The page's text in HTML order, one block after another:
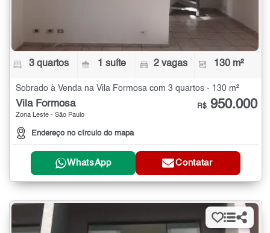
3 quartos 1 suíte 2 vagas 130 m²
Sobrado à Venda na Vila Formosa com 3 quartos - 130 m²
Vila Formosa
Zona Leste - São Paulo
Endereço no círculo do mapa
R$ 950.000
WhatsApp Contatar